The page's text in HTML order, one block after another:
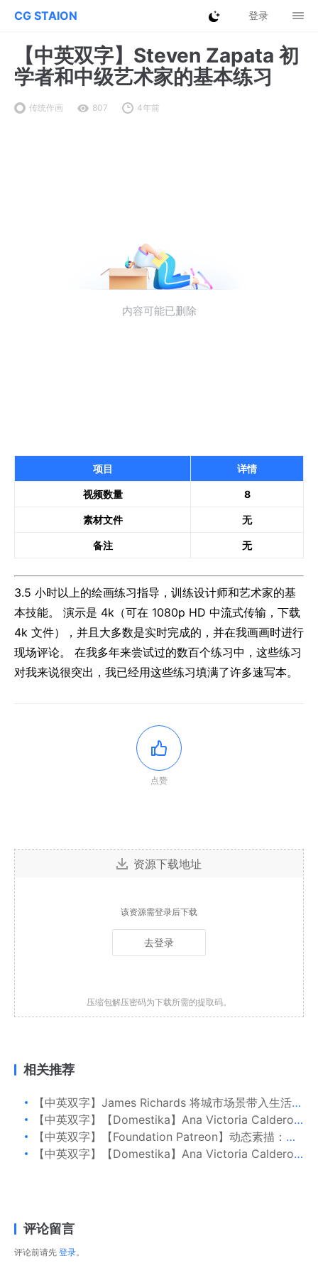
CG STAION 登录
【中英双字】Steven Zapata 初
学者和中级艺术家的基本练习
传统作画 807 4年前
项目 详情
视频数量 8
素材文件 无
备注 无
3.5 小时以上的绘画练习指导，训练设计师和艺术家的基
本技能。 演示是 4k（可在 1080p HD 中流式传输，下载
4k 文件），并且大多数是实时完成的，并在我画画时进行
现场评论。 在我多年来尝试过的数百个练习中，这些练习
对我来说很突出，我已经用这些练习填满了许多速写本。
点赞
资源下载地址
该资源需登录后下载
去登录
压缩包解压密码为下载所需的提取码。
相关推荐
【中英双字】James Richards 将城市场景带入生活：绘制汽车、树木和家具
【中英双字】【Domestika】Ana Victoria Calderon 现代水彩技法
【中英双字】【Foundation Patreon】动态素描：史前生物骨架
【中英双字】【Domestika】Ana Victoria Calderon 用水彩创作调色板
评论留言
评论前请先 登录。